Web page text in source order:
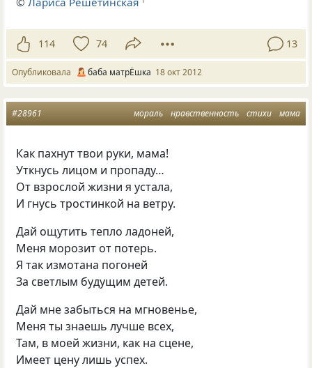
114 74 13
Опубликовала баба матрЁшка 18 окт 2012
мораль нравственность стихи мама
#28961
Как паxнут твои руки, мама!
Уткнусь лицом и пропаду…
От взрослой жизни я устала,
И гнусь тростинкой на ветру.
Дай ощутить тепло ладоней,
Меня морозит от потерь.
Я так измотана погоней
За светлым будущим детей.
Дай мне забыться на мгновенье,
Меня ты знаешь лучше всеx,
Там, в моей жизни, как на сцене,
Имеет цену лишь успех.